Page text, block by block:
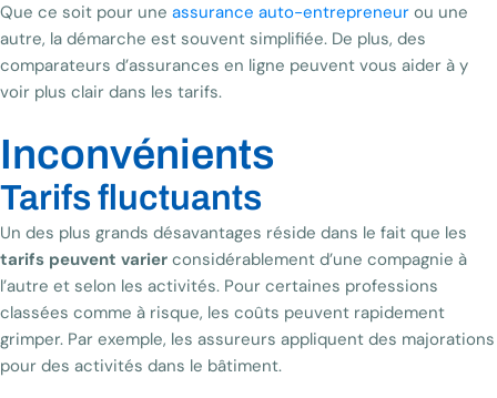
Que ce soit pour une assurance auto-entrepreneur ou une
autre, la démarche est souvent simplifiée. De plus, des
comparateurs d’assurances en ligne peuvent vous aider à y
voir plus clair dans les tarifs.
Inconvénients
Tarifs fluctuants
Un des plus grands désavantages réside dans le fait que les
tarifs peuvent varier considérablement d’une compagnie à
l’autre et selon les activités. Pour certaines professions
classées comme à risque, les coûts peuvent rapidement
grimper. Par exemple, les assureurs appliquent des majorations
pour des activités dans le bâtiment.